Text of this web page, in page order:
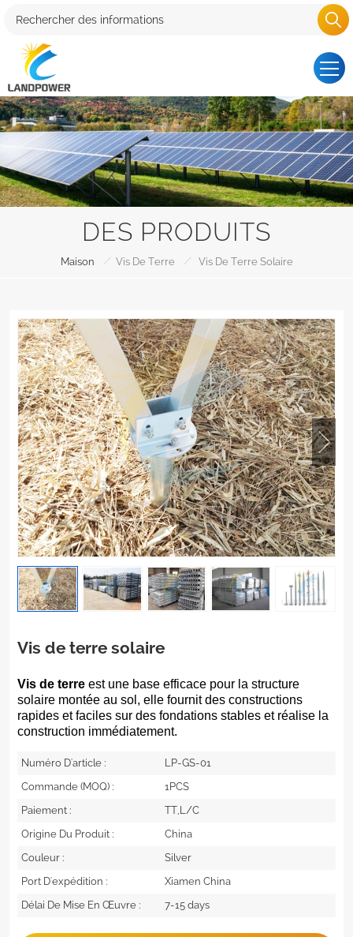
DES PRODUITS
Maison / Vis De Terre / Vis De Terre Solaire
Vis de terre solaire
Vis de terre est une base efficace pour la structure
solaire montée au sol, elle fournit des constructions
rapides et faciles sur des fondations stables et réalise la
construction immédiatement.
Numéro D'article :
LP-GS-01
Commande (MOQ) :
1PCS
Paiement :
TT,L/C
Origine Du Produit :
China
Couleur :
Silver
Port D'expédition :
Xiamen China
Délai De Mise En Œuvre :
7-15 days